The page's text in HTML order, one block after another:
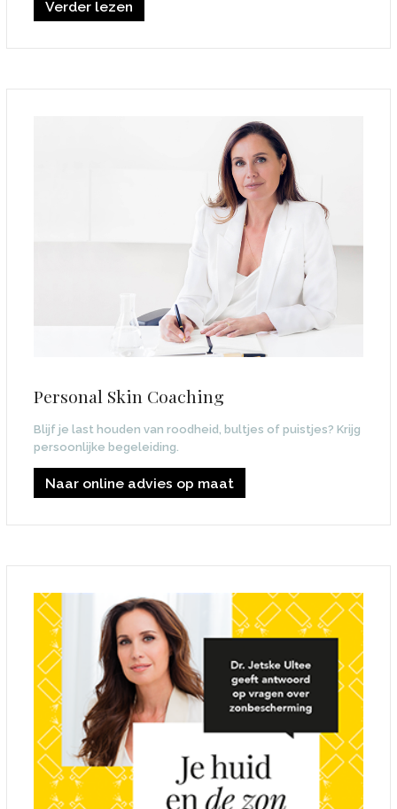
Verder lezen
Personal Skin Coaching
Blijf je last houden van roodheid, bultjes of puistjes? Krijg
persoonlijke begeleiding.
Naar online advies op maat